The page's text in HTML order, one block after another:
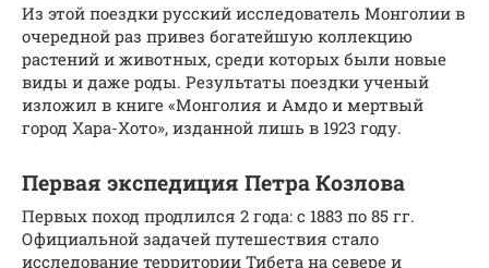
Из этой поездки русский исследователь Монголии в
очередной раз привез богатейшую коллекцию
растений и животных, среди которых были новые
виды и даже роды. Результаты поездки ученый
изложил в книге «Монголия и Амдо и мертвый
город Хара-Хото», изданной лишь в 1923 году.
Первая экспедиция Петра Козлова
Первых поход продлился 2 года: с 1883 по 85 гг.
Официальной задачей путешествия стало
исследование территории Тибета на севере и